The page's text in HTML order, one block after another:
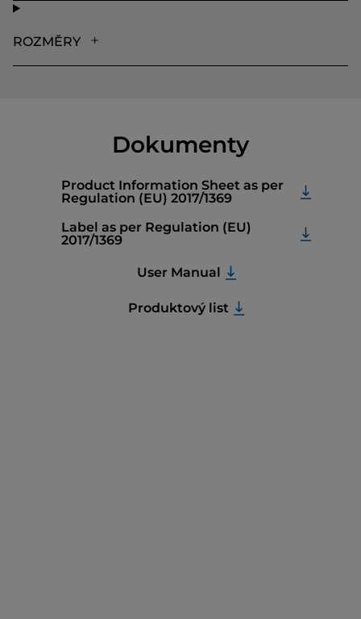
ROZMĚRY
Dokumenty
Product Information Sheet as per
Regulation (EU) 2017/1369
Label as per Regulation (EU)
2017/1369
User Manual
Produktový list